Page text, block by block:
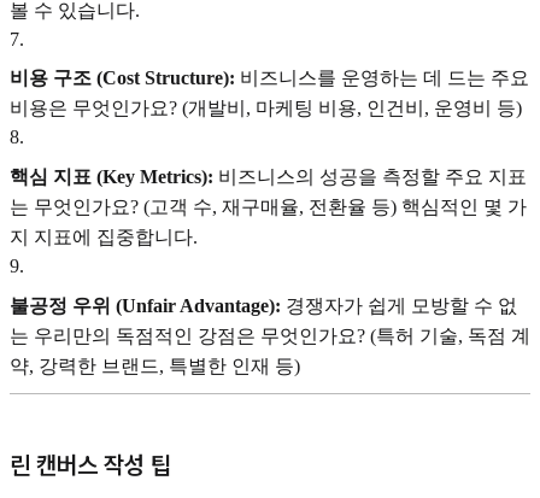
볼 수 있습니다.
7.
비용 구조 (Cost Structure): 비즈니스를 운영하는 데 드는 주요
비용은 무엇인가요? (개발비, 마케팅 비용, 인건비, 운영비 등)
8.
핵심 지표 (Key Metrics): 비즈니스의 성공을 측정할 주요 지표
는 무엇인가요? (고객 수, 재구매율, 전환율 등) 핵심적인 몇 가
지 지표에 집중합니다.
9.
불공정 우위 (Unfair Advantage): 경쟁자가 쉽게 모방할 수 없
는 우리만의 독점적인 강점은 무엇인가요? (특허 기술, 독점 계
약, 강력한 브랜드, 특별한 인재 등)
린 캔버스 작성 팁